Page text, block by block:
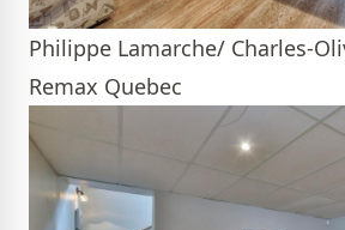
Philippe Lamarche/ Charles-
Remax Quebec